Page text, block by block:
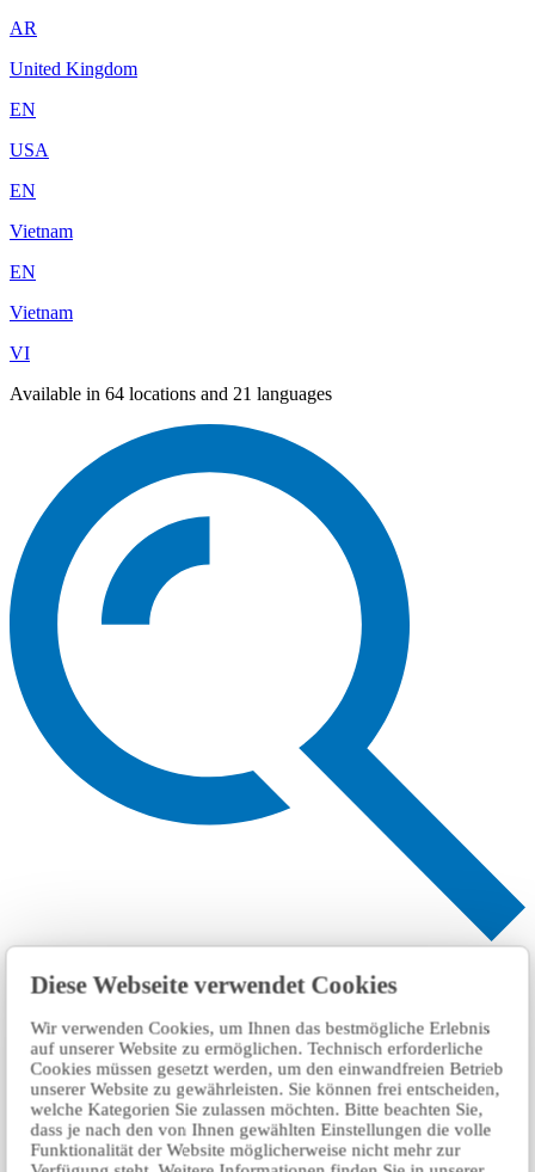
Diese Webseite verwendet Cookies
Wir verwenden Cookies, um Ihnen das bestmögliche Erlebnis
auf unserer Website zu ermöglichen. Technisch erforderliche
Cookies müssen gesetzt werden, um den einwandfreien Betrieb
unserer Website zu gewährleisten. Sie können frei entscheiden,
welche Kategorien Sie zulassen möchten. Bitte beachten Sie,
dass je nach den von Ihnen gewählten Einstellungen die volle
Funktionalität der Website möglicherweise nicht mehr zur
AR
United Kingdom
EN
USA
EN
Vietnam
EN
Vietnam
VI
Available in 64 locations and 21 languages